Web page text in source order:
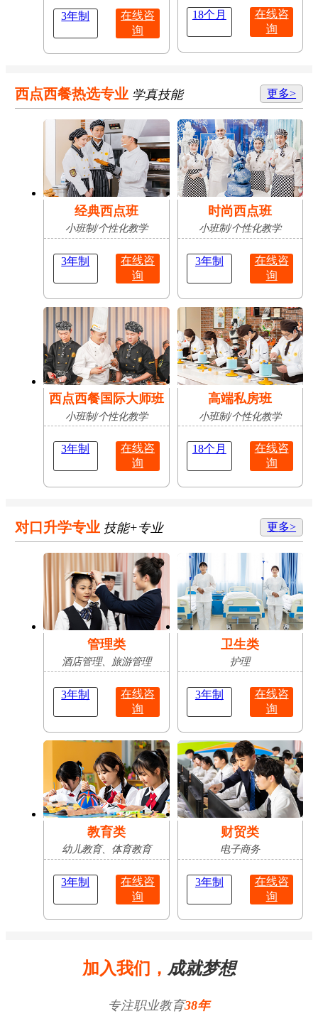
3年制
在线咨
询
18个月
在线咨
询
西点西餐热选专业 学真技能 更多>
经典西点班
小班制/个性化教学
3年制
在线咨
询
时尚西点班
小班制/个性化教学
3年制
在线咨
询
西点西餐国际大师班
小班制/个性化教学
3年制
在线咨
询
高端私房班
小班制/个性化教学
18个月
在线咨
询
对口升学专业 技能+专业 更多>
管理类
酒店管理、旅游管理
3年制
在线咨
询
卫生类
护理
3年制
在线咨
询
教育类
幼儿教育、体育教育
3年制
在线咨
询
财贸类
电子商务
3年制
在线咨
询
加入我们， 成就梦想
专注职业教育38年